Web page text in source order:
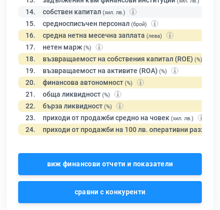
14. собствен капитал (хил. лв.)
15. средносписъчен персонал (брой)
16. средна нетна месечна заплата (лева)
17. нетен марж (%)
18. възвращаемост на собствения капитал (ROE) (%)
19. възвращаемост на активите (ROA) (%)
20. финансова автономност (%)
21. обща ликвидност (%)
22. бърза ликвидност (%)
23. приходи от продажби средно на човек (хил. лв.)
24. приходи от продажби на 100 лв. оперативни разходи
виж финансови отчети и показатели
сравни с конкуренти